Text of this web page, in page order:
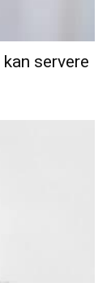
servere